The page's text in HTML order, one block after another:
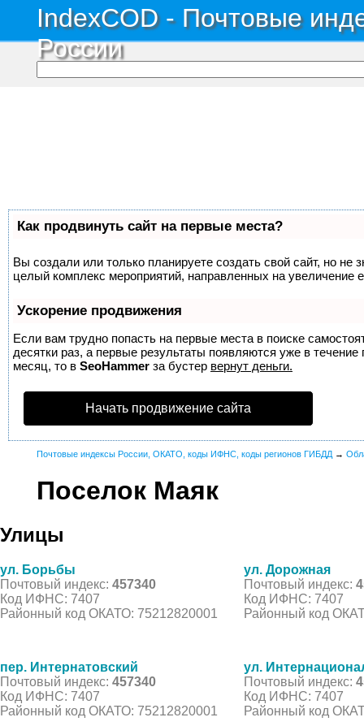
IndexCOD - Почтовые
России
Как продвинуть сайт на первые места?
Вы создали или только планируете создать свой сайт, но не
целый комплекс мероприятий, направленных на увеличение
Ускорение продвижения
Если вам трудно попасть на первые места в поиске
десятки раз, а первые результаты появляются уже в
месяц, то в SeoHammer за бустер вернут деньги.
Начать продвижение сайта
Почтовые индексы России, ОКАТО, коды ИФНС, коды регионов ГИБДД →
Поселок Маяк
Улицы
ул. Борьбы
Почтовый индекс: 457340
Код ИФНС: 7407
Районный код ОКАТО: 75212820001
ул. Дорожная
Почтовый индекс:
Код ИФНС: 7407
Районный код
пер. Интернатовский
Почтовый индекс: 457340
Код ИФНС: 7407
Районный код ОКАТО: 75212820001
ул.
Почтовый индекс:
Код ИФНС: 7407
Районный код